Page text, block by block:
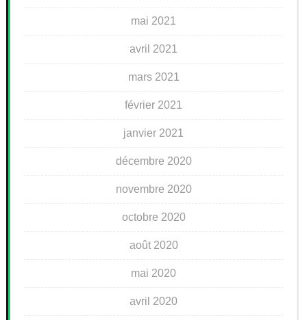
mai 2021
avril 2021
mars 2021
février 2021
janvier 2021
décembre 2020
novembre 2020
octobre 2020
août 2020
mai 2020
avril 2020